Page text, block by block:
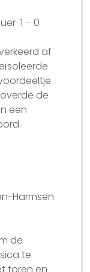
1 – 0
af
de
een
Harmsen
de
te
toren en